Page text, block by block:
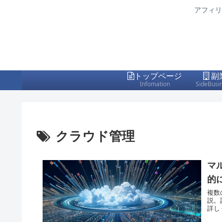
アフィ
トップページ
Infomation
副
クラウド管理
マ
的
複数
説。
詳し